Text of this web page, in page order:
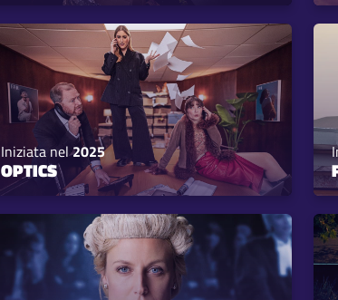
Iniziata nel2025
OPTICS